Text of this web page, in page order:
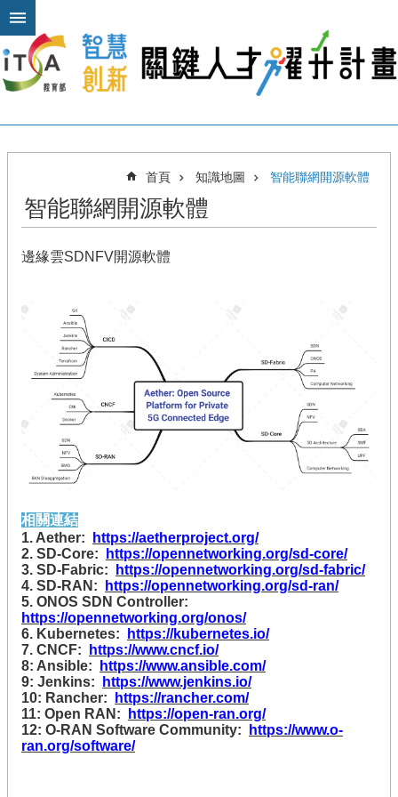
跳到主要內容區塊
進
搜
尋
本
欄
活
動
花
絮
知
識
地
圖
前
期
首頁 知識地圖 智能聯網開源軟體
智能聯網開源軟體
邊緣雲SDNFV開源軟體
相關連結
1. Aether:
https://aetherproject.org/
2. SD-Core:
https://opennetworking.org/sd-core/
3. SD-Fabric:
https://opennetworking.org/sd-fabric/
4. SD-RAN:
https://opennetworking.org/sd-ran/
5. ONOS SDN Controller:
https://opennetworking.org/onos/
6. Kubernetes:
https://kubernetes.io/
7. CNCF:
https://www.cncf.io/
8: Ansible:
https://www.ansible.com/
9: Jenkins:
https://www.jenkins.io/
10: Rancher:
https://rancher.com/
11: Open RAN:
https://open-ran.org/
12: O-RAN Software Community:
https://www.o-
ran.org/software/